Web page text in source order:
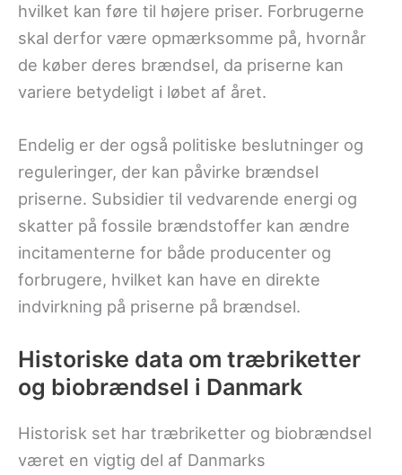
hvilket kan føre til højere priser. Forbrugerne
skal derfor være opmærksomme på, hvornår
de køber deres brændsel, da priserne kan
variere betydeligt i løbet af året.
Endelig er der også politiske beslutninger og
reguleringer, der kan påvirke brændsel
priserne. Subsidier til vedvarende energi og
skatter på fossile brændstoffer kan ændre
incitamenterne for både producenter og
forbrugere, hvilket kan have en direkte
indvirkning på priserne på brændsel.
Historiske data om træbriketter
og biobrændsel i Danmark
Historisk set har træbriketter og biobrændsel
været en vigtig del af Danmarks